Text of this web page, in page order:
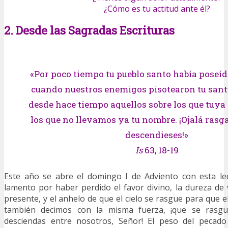
¿Cómo es tu actitud ante él?
2. Desde las Sagradas Escrituras
«Por poco tiempo tu pueblo santo había
cuando nuestros enemigos pisotearon tu
desde hace tiempo aquellos sobre los que
los que no llevamos ya tu nombre. ¡Ojalá
descendieses!»
Is63, 18-19
Este año se abre el domingo I de Adviento con esta
lamento por haber perdido el favor divino, la dureza de
presente, y el anhelo de que el cielo se rasgue para que
también decimos con la misma fuerza, ¡que se
desciendas entre nosotros, Señor! El peso del